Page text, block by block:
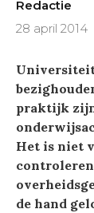
Redactie
28 april 2014
praktijk
Het is niet
de hand